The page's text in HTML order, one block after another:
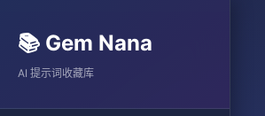
📚 Gem Nana
AI 提示词收藏库